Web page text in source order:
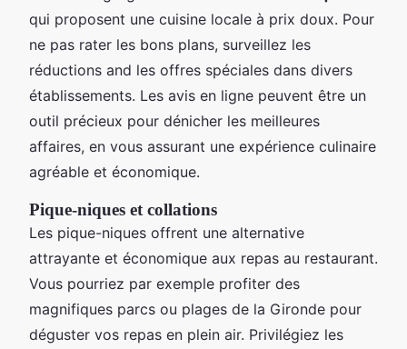
qui proposent une cuisine locale à prix doux. Pour
ne pas rater les bons plans, surveillez les
réductions and les offres spéciales dans divers
établissements. Les avis en ligne peuvent être un
outil précieux pour dénicher les meilleures
affaires, en vous assurant une expérience culinaire
agréable et économique.
Pique-niques et collations
Les pique-niques offrent une alternative
attrayante et économique aux repas au restaurant.
Vous pourriez par exemple profiter des
magnifiques parcs ou plages de la Gironde pour
déguster vos repas en plein air. Privilégiez les